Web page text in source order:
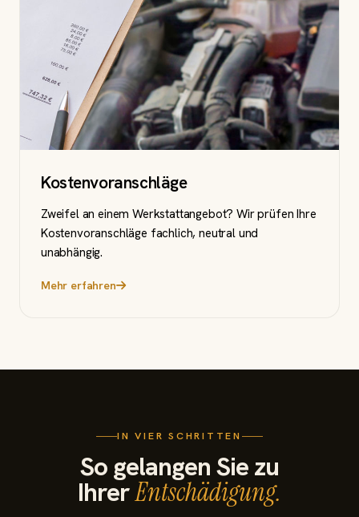
Kostenvoranschläge
Zweifel an einem Werkstattangebot? Wir prüfen Ihre
Kostenvoranschläge fachlich, neutral und
unabhängig.
Mehr erfahren
IN VIER SCHRITTEN
So gelangen Sie zu
IhrerEntschädigung.